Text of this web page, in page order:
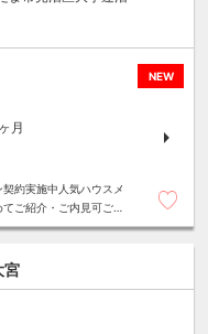
NEW
月
約実施中人気ハウスメ
ご紹介・ご内見可ご予
宮